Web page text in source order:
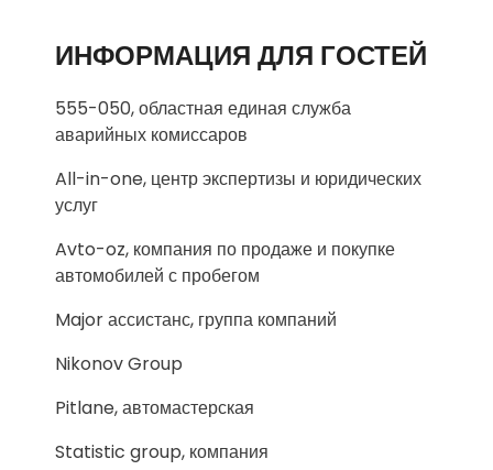
ИНФОРМАЦИЯ ДЛЯ ГОСТЕЙ
555-050, областная единая служба
аварийных комиссаров
All-in-one, центр экспертизы и юридических
услуг
Avto-oz, компания по продаже и покупке
автомобилей с пробегом
Major ассистанс, группа компаний
Nikonov Group
Pitlane, автомастерская
Statistic group, компания